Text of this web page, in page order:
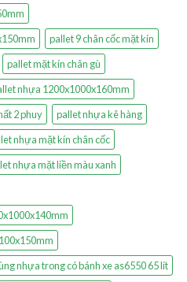
pallet 9 chân cốc mặt kín
pallet mặt kín chân gù
nhựa 1200x1000x160mm
2 phuy
pallet nhựa kê hàng
nhựa mặt kín chân cốc
nhựa mặt liền màu xanh
nhựa trong có bánh xe as6550 65 lít